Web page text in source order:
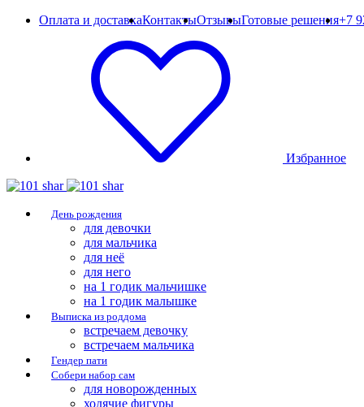
Оплата и доставкаКонтактыОтзывыГотовые решения+7
Избранное
День рождения
для девочки
для мальчика
для неё
для него
на 1 годик мальчишке
на 1 годик малышке
Выписка из роддома
встречаем девочку
встречаем мальчика
Гендер пати
Собери набор сам
для новорожденных
ходячие фигуры